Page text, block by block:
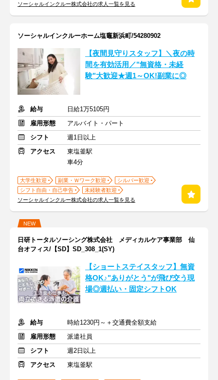
ソーシャルインクルー株式会社の求人一覧を見る
ソーシャルインクルーホーム塩竈新浜町/54280902
【夜間見守りスタッフ】＼夜の時
間を有効活用／"無資格・未経
験"大歓迎★週1～OK!副業に◎
給与
日給1万5105円
雇用形態
アルバイト・パート
シフト
週1日以上
アクセス
東塩釜駅
車4分
大学生歓迎 副業・Ｗワーク歓迎
シルバー歓迎
シフト自由・自己申告
未経験者歓迎
ソーシャルインクルー株式会社の求人一覧を見る
NEW
日研トータルソーシング株式会社 メディカルケア事業部 仙
台オフィス/【SD】SD_308_1(SY)
【ショートステイスタッフ】無資
格OK♪"ありがとう"が飛び交う現
場◎週払い・固定シフトOK
給与
時給1230円～＋交通費全額支給
雇用形態
派遣社員
シフト
週2日以上
アクセス
東塩釜駅